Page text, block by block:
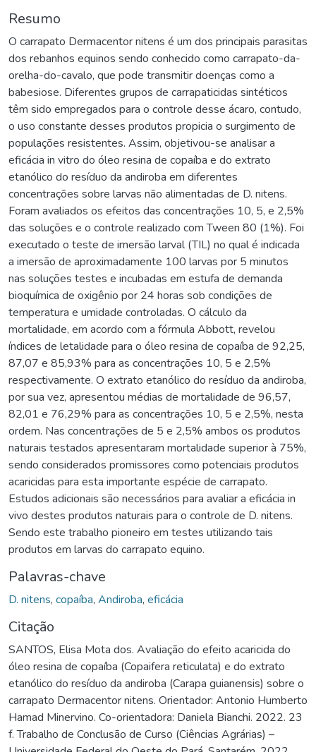
Resumo
O carrapato Dermacentor nitens é um dos principais parasitas
dos rebanhos equinos sendo conhecido como carrapato-da-
orelha-do-cavalo, que pode transmitir doenças como a
babesiose. Diferentes grupos de carrapaticidas sintéticos
têm sido empregados para o controle desse ácaro, contudo,
o uso constante desses produtos propicia o surgimento de
populações resistentes. Assim, objetivou-se analisar a
eficácia in vitro do óleo resina de copaíba e do extrato
etanólico do resíduo da andiroba em diferentes
concentrações sobre larvas não alimentadas de D. nitens.
Foram avaliados os efeitos das concentrações 10, 5, e 2,5%
das soluções e o controle realizado com Tween 80 (1%). Foi
executado o teste de imersão larval (TIL) no qual é indicada
a imersão de aproximadamente 100 larvas por 5 minutos
nas soluções testes e incubadas em estufa de demanda
bioquímica de oxigênio por 24 horas sob condições de
temperatura e umidade controladas. O cálculo da
mortalidade, em acordo com a fórmula Abbott, revelou
índices de letalidade para o óleo resina de copaíba de 92,25,
87,07 e 85,93% para as concentrações 10, 5 e 2,5%
respectivamente. O extrato etanólico do resíduo da andiroba,
por sua vez, apresentou médias de mortalidade de 96,57,
82,01 e 76,29% para as concentrações 10, 5 e 2,5%, nesta
ordem. Nas concentrações de 5 e 2,5% ambos os produtos
naturais testados apresentaram mortalidade superior à 75%,
sendo considerados promissores como potenciais produtos
acaricidas para esta importante espécie de carrapato.
Estudos adicionais são necessários para avaliar a eficácia in
vivo destes produtos naturais para o controle de D. nitens.
Sendo este trabalho pioneiro em testes utilizando tais
produtos em larvas do carrapato equino.
Palavras-chave
D. nitens, copaíba, Andiroba, eficácia
Citação
SANTOS, Elisa Mota dos. Avaliação do efeito acaricida do
óleo resina de copaíba (Copaifera reticulata) e do extrato
etanólico do resíduo da andiroba (Carapa guianensis) sobre o
carrapato Dermacentor nitens. Orientador: Antonio Humberto
Hamad Minervino. Co-orientadora: Daniela Bianchi. 2022. 23
f. Trabalho de Conclusão de Curso (Ciências Agrárias) –